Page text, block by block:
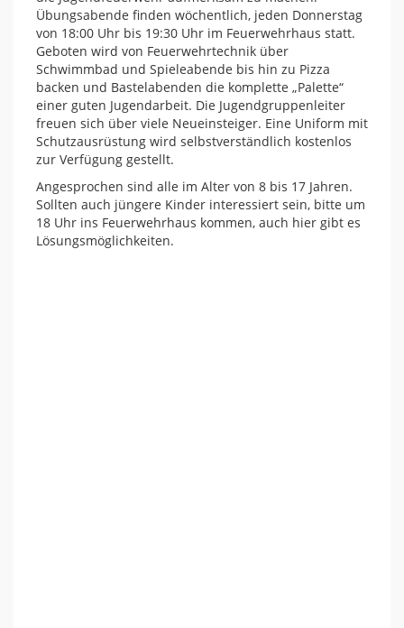
Übungsabende finden wöchentlich, jeden Donnerstag
von 18:00 Uhr bis 19:30 Uhr im Feuerwehrhaus statt.
Geboten wird von Feuerwehrtechnik über
Schwimmbad und Spieleabende bis hin zu Pizza
backen und Bastelabenden die komplette „Palette“
einer guten Jugendarbeit. Die Jugendgruppenleiter
freuen sich über viele Neueinsteiger. Eine Uniform mit
Schutzausrüstung wird selbstverständlich kostenlos
zur Verfügung gestellt.
Angesprochen sind alle im Alter von 8 bis 17 Jahren.
Sollten auch jüngere Kinder interessiert sein, bitte um
18 Uhr ins Feuerwehrhaus kommen, auch hier gibt es
Lösungsmöglichkeiten.